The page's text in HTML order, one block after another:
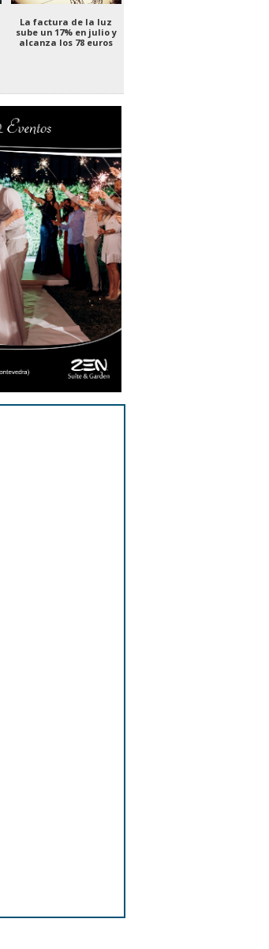
La factura de la luz
sube un 17% en julio y
alcanza los 78 euros